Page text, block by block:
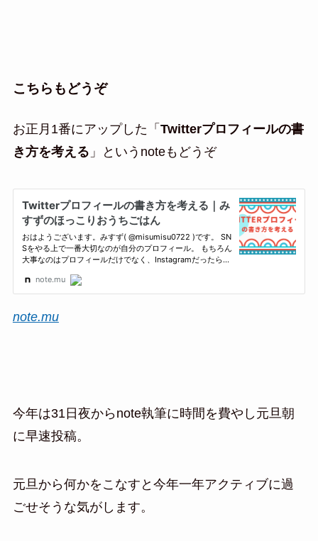
こちらもどうぞ
お正月1番にアップした「 Twitterプロフィールの書
き方を考える 」というnoteもどうぞ
note.mu
今年は31日夜からnote執筆に時間を費やし元旦朝
に早速投稿。
元旦から何かをこなすと今年一年アクティブに過
ごせそうな気がします。